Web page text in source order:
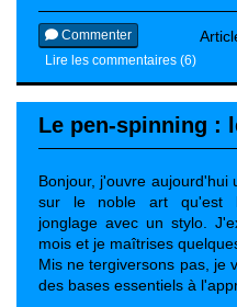
Commenter
Lire les commentaires (6)
Le pen-spinning :
Bonjour, j'ouvre aujourd'hui
sur le noble art qu'est
jonglage avec un stylo.
mois et je maîtrises
Mis ne tergiversons pas, je
des bases essentiels à